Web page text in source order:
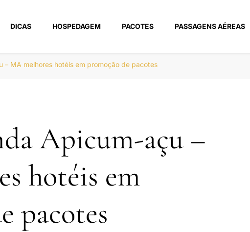
DICAS HOSPEDAGEM PACOTES PASSAGENS AÉREAS
– MA melhores hotéis em promoção de pacotes
Apicum-açu –
hotéis em
pacotes